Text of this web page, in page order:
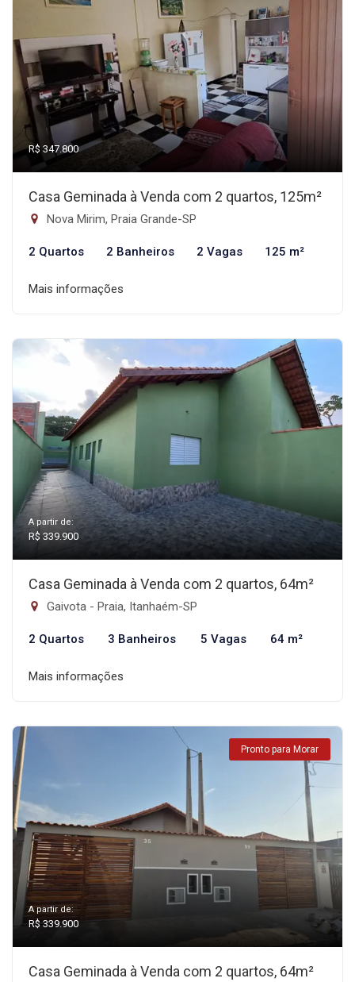
R$ 347.800
Casa Geminada à Venda com 2 quartos, 125m²
Nova Mirim, Praia Grande-SP
2 Quartos 2 Banheiros 2 Vagas 125 m²
Mais informações
A partir de:
R$ 339.900
Casa Geminada à Venda com 2 quartos, 64m²
Gaivota - Praia, Itanhaém-SP
2 Quartos 3 Banheiros 5 Vagas 64 m²
Mais informações
Pronto para Morar
A partir de:
R$ 339.900
Casa Geminada à Venda com 2 quartos, 64m²